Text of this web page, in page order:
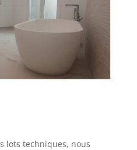
lots techniques, nous